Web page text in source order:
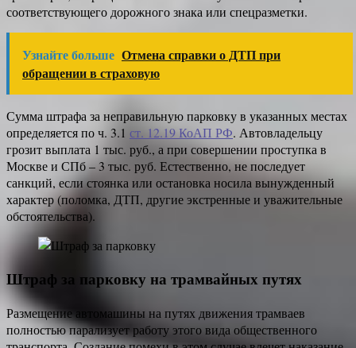
соответствующего дорожного знака или спецразметки.
Узнайте больше Отмена справки о ДТП при
обращении в страховую
Сумма штрафа за неправильную парковку в указанных местах
определяется по ч. 3.1 ст. 12.19 КоАП РФ. Автовладельцу
грозит выплата 1 тыс. руб., а при совершении проступка в
Москве и СПб – 3 тыс. руб. Естественно, не последует
санкций, если стоянка или остановка носила вынужденный
характер (поломка, ДТП, другие экстренные и уважительные
обстоятельства).
Штраф за парковку на трамвайных путях
Размещение автомашины на путях движения трамваев
полностью парализует работу этого вида общественного